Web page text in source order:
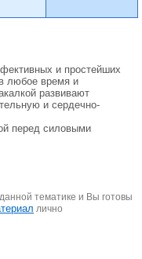
и простейших
любое время и
развивают
и сердечно-
перед силовыми
тематике и Вы готовы
лично